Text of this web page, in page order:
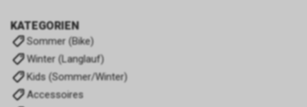
KATEGORIEN
Sommer (Bike)
Winter (Langlauf)
Kids (Sommer/Winter)
Accessoires